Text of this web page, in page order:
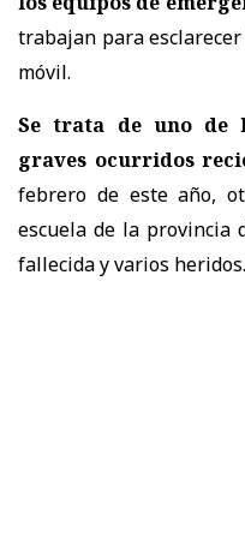
trabajan para
móvil.
Se trata de uno de
graves ocurridos
febrero de este año,
escuela de la provincia
fallecida y varios heridos.